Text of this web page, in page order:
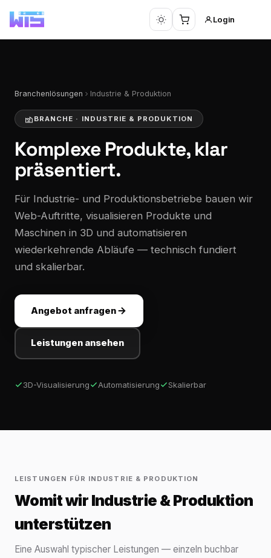
Login
Branchenlösungen Industrie & Produktion
BRANCHE · INDUSTRIE & PRODUKTION
Komplexe Produkte, klar
präsentiert.
Für Industrie- und Produktionsbetriebe bauen wir
Web-Auftritte, visualisieren Produkte und
Maschinen in 3D und automatisieren
wiederkehrende Abläufe — technisch fundiert
und skalierbar.
Angebot anfragen
Leistungen ansehen
3D-Visualisierung Automatisierung Skalierbar
LEISTUNGEN FÜR INDUSTRIE & PRODUKTION
Womit wir Industrie & Produktion
unterstützen
Eine Auswahl typischer Leistungen — einzeln buchbar